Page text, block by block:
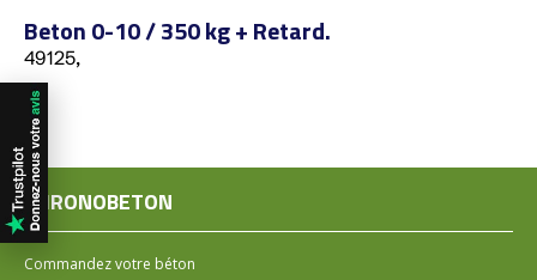
Beton 0-10 / 350 kg + Retard.
49125,
CHRONOBETON
Commandez votre béton